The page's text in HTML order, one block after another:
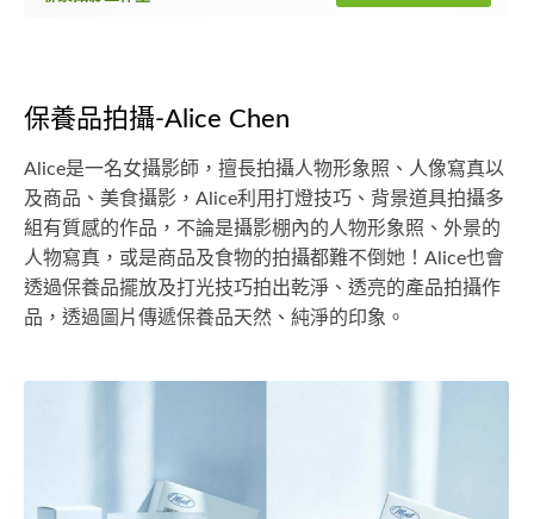
保養品拍攝-Alice Chen
Alice是一名女攝影師，擅長拍攝人物形象照、人像寫真以
及商品、美食攝影，Alice利用打燈技巧、背景道具拍攝多
組有質感的作品，不論是攝影棚內的人物形象照、外景的
人物寫真，或是商品及食物的拍攝都難不倒她！Alice也會
透過保養品擺放及打光技巧拍出乾淨、透亮的產品拍攝作
品，透過圖片傳遞保養品天然、純淨的印象。